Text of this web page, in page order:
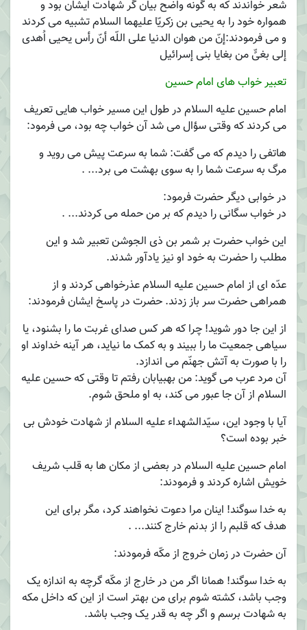
شعر خواندند که به گونه واضح بیان گر شهادت ایشان بود و
همواره خود را به یحیی بن زکریّا علیهما السلام تشبیه می کردند
و می فرمودند:إنّ من هوان الدنیا علی اللّه أنّ رأس یحیی اُهدی
إلی بغیٍّ من بغایا بنی إسرائیل
تعبیر خواب های امام حسین
امام حسین علیه السلام در طول این مسیر خواب هایی تعریف
می کردند که وقتی سؤال می شد آن خواب چه بود، می فرمود:
هاتفی را دیدم که می گفت: شما به سرعت پیش می روید و
مرگ به سرعت شما را به سوی بهشت می برد... .
در خوابی دیگر حضرت فرمود:
در خواب سگانی را دیدم که بر من حمله می کردند... .
این خواب حضرت بر شمر بن ذی الجوشن تعبیر شد و این
مطلب را حضرت به خود او نیز یادآور شدند.
عدّه ای از امام حسین علیه السلام عذرخواهی کردند و از
همراهی حضرت سر باز زدند. حضرت در پاسخ ایشان فرمودند:
از این جا دور شوید! چرا که هر کس صدای غربت ما را بشنود، یا
سیاهی جمعیت ما را ببیند و به کمک ما نیاید، هر آینه خداوند او
را با صورت به آتش جهنّم می اندازد.
آن مرد عرب می گوید: من بهبیابان رفتم تا وقتی که حسین علیه
السلام از آن جا عبور می کند، به او ملحق شوم.
آیا با وجود این، سیّدالشهداء علیه السلام از شهادت خودش بی
خبر بوده است؟
امام حسین علیه السلام در بعضی از مکان ها به قلب شریف
خویش اشاره کردند و فرمودند:
به خدا سوگند! اینان مرا دعوت نخواهند کرد، مگر برای این
هدف که قلبم را از بدنم خارج کنند... .
آن حضرت در زمان خروج از مکّه فرمودند:
به خدا سوگند! همانا اگر من در خارج از مکّه گرچه به اندازه یک
وجب باشد، کشته شوم برای من بهتر است از این که داخل مکه
به شهادت برسم و اگر چه به قدر یک وجب باشد.